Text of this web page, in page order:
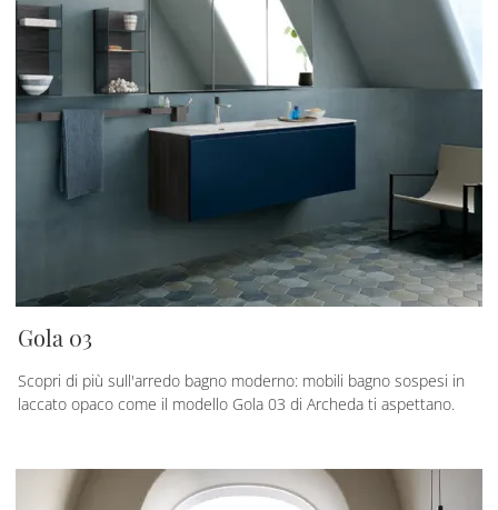
Gola 03
Scopri di più sull'arredo bagno moderno: mobili bagno sospesi in
laccato opaco come il modello Gola 03 di Archeda ti aspettano.